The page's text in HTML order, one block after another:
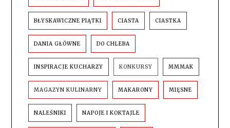
BŁYSKAWICZNE PIĄTKI CIASTA CIASTKA
DANIA GŁÓWNE DO CHLEBA
INSPIRACJE KUCHARZY KONKURSY MMMAK
MAGAZYN KULINARNY MAKARONY MIĘSNE
NALEŚNIKI NAPOJE I KOKTAJLE